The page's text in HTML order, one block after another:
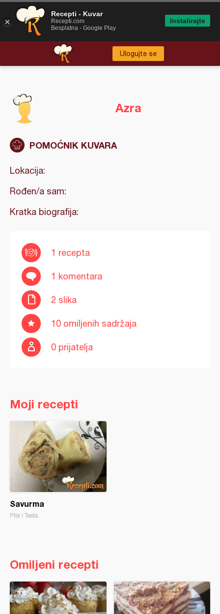
Ulogujte se
Azra
POMOĆNIK KUVARA
Lokacija:
Rođen/a sam:
Kratka biografija:
1 recepta
1 komentara
2 slika
10 omiljenih sadržaja
0 prijatelja
Moji recepti
Savurma
Pite i Testa
Omiljeni recepti
Recepti - Kuvar
Recepti.com
Besplatna - Google Play
Instalirajte